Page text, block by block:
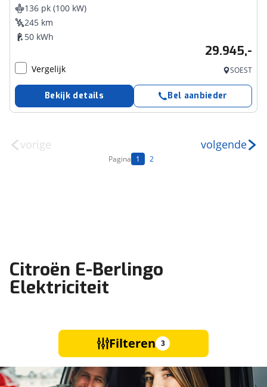
136 pk (100 kW)
245 km
50 kWh
29.945,-
Vergelijk SOEST
Bekijk details Bel aanbieder
vorige
Pagina 1 2
volgende
Citroën E-Berlingo
Elektriciteit
Filteren 3